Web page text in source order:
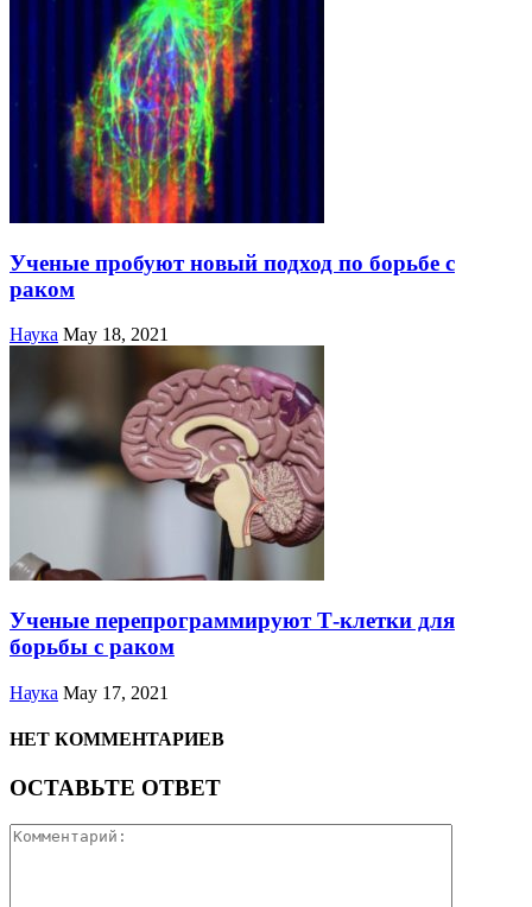
Ученые пробуют новый подход по борьбе с
раком
Наука May 18, 2021
Ученые перепрограммируют Т-клетки для
борьбы с раком
Наука May 17, 2021
НЕТ КОММЕНТАРИЕВ
ОСТАВЬТЕ ОТВЕТ